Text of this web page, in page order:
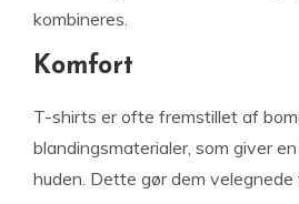
kombineres.
Komfort
T-shirts er ofte fremstillet af
blandingsmaterialer, som giver
huden. Dette gør dem velegnede